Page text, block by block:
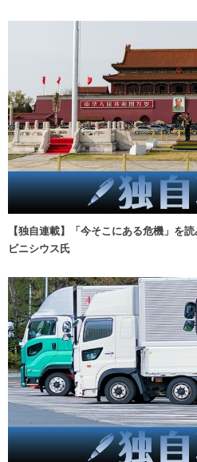
【独自連載】「今そこにある危機」を
ビニシウス氏